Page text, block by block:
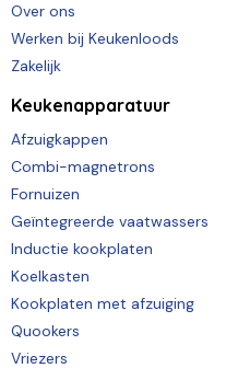
Over ons
Werken bij Keukenloods
Zakelijk
Keukenapparatuur
Afzuigkappen
Combi-magnetrons
Fornuizen
Geïntegreerde vaatwassers
Inductie kookplaten
Koelkasten
Kookplaten met afzuiging
Quookers
Vriezers